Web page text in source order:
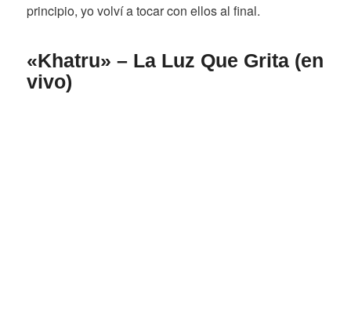
principio, yo volví a tocar con ellos al final.
«Khatru» – La Luz Que Grita (en
vivo)